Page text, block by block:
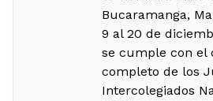
Bucaramanga,
9 al 20 de
se cumple con el
completo de los
Intercolegiados